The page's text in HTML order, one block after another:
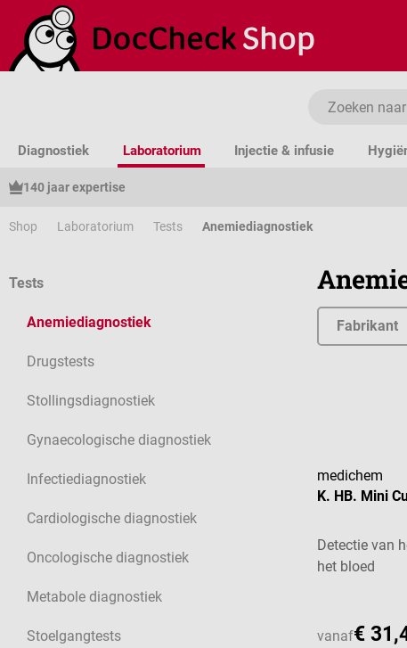
naar de hoofdinhoud
Ga naar de zoekopdracht
Ga naar de hoofdnavigatie
Diagnostiek Laboratorium Injectie & infusie
140 jaar expertise
Shop Laboratorium Tests Anemiediagnostiek
Tests
Anemiediagnostiek
Drugstests
Stollingsdiagnostiek
Gynaecologische diagnostiek
Infectiediagnostiek
Cardiologische diagnostiek
Oncologische diagnostiek
Metabole diagnostiek
Stoelgangtests
Fabrikant
medichem
K. HB. Mini
Detectie van
het bloed
vanaf€